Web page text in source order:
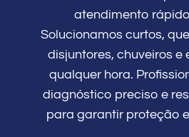
atendimento
Solucionamos curtos,
disjuntores, chuveiros e
qualquer hora.
diagnóstico preciso e
para garantir proteção